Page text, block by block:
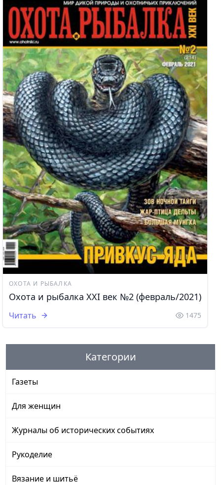
ОХОТА И РЫБАЛКА
Охота и рыбалка XXI век №2 (февраль/2021)
Читать 1475
Категории
Газеты
Для женщин
Журналы об исторических событиях
Рукоделие
Вязание и шитьё